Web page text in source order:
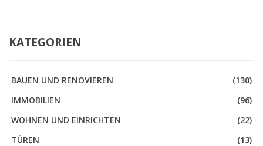
KATEGORIEN
BAUEN UND RENOVIEREN
(130)
IMMOBILIEN
(96)
WOHNEN UND EINRICHTEN
(22)
TÜREN
(13)